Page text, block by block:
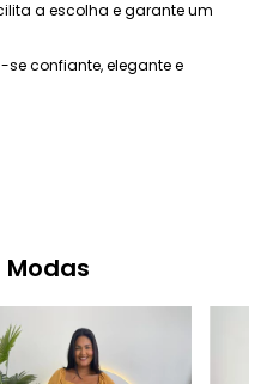
a escolha e garante um
confiante, elegante e
Modas